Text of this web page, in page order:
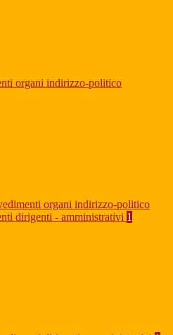
organi indirizzo-politico
organi indirizzo-politico
dirigenti - amministrativi 1